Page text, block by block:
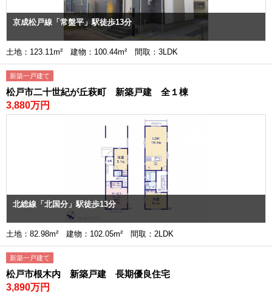
京成松戸線「常盤平」駅徒歩13分
土地：123.11m² 建物：100.44m² 間取：3LDK
新築一戸建て
松戸市二十世紀が丘萩町 新築戸建 全１棟
3,880万円
北総線「北国分」駅徒歩13分
土地：82.98m² 建物：102.05m² 間取：2LDK
新築一戸建て
松戸市根木内 新築戸建 長期優良住宅
3,890万円